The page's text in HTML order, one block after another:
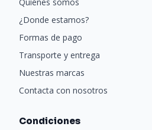
¿Donde estamos?
Formas de pago
Transporte y entrega
Nuestras marcas
Contacta con nosotros
Condiciones